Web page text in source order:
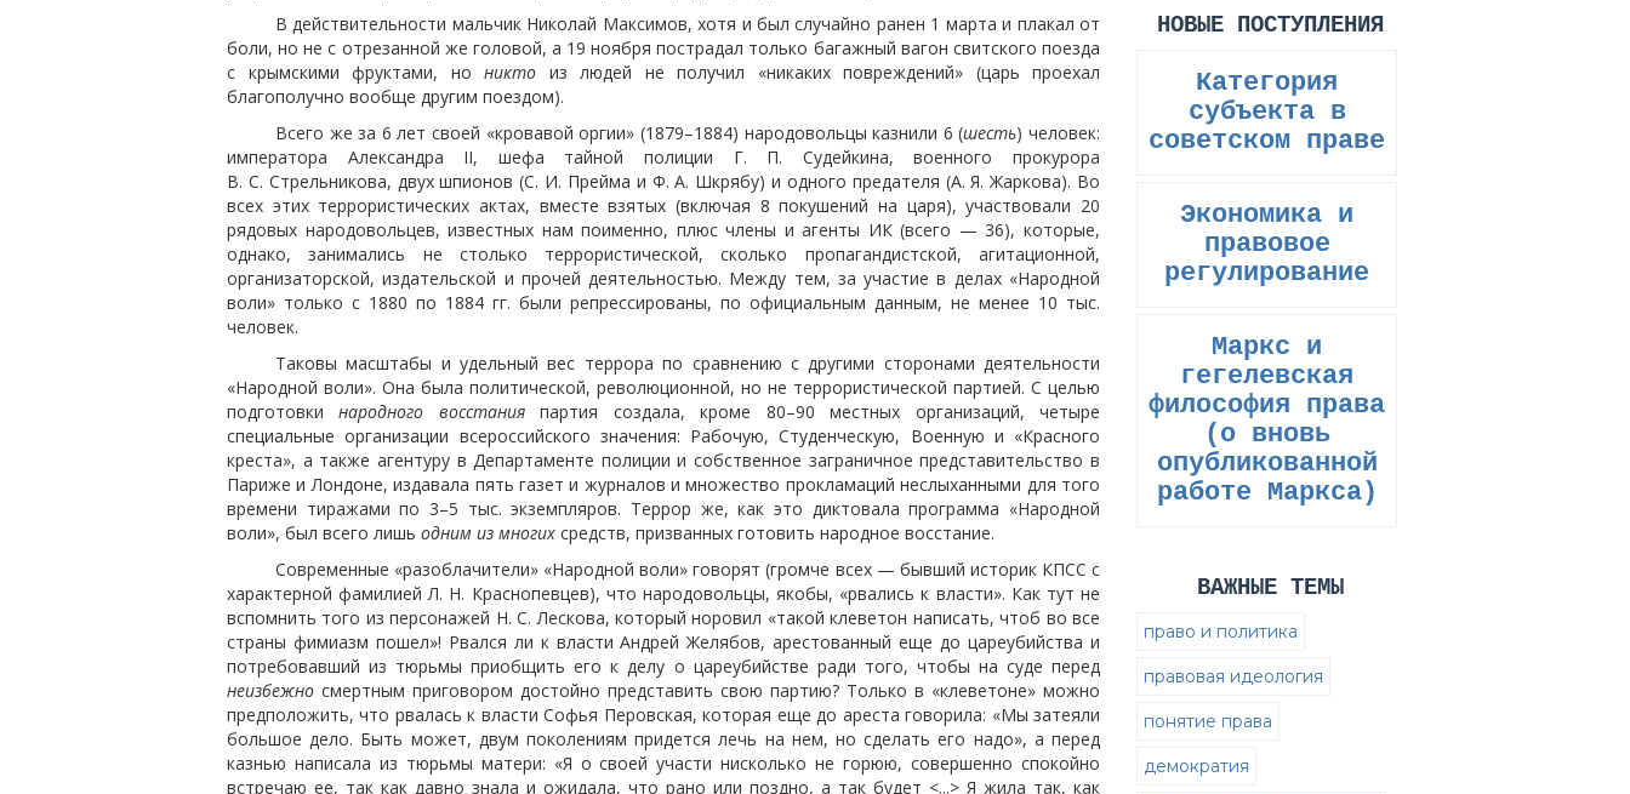
В действительности мальчик Николай Максимов, хотя и был случайно ранен 1 марта и плакал от
боли, но не с отрезанной же головой, а 19 ноября пострадал только багажный вагон свитского поезда
с крымскими фруктами, но никто из людей не получил «никаких повреждений» (царь проехал
благополучно вообще другим поездом).
Всего же за 6 лет своей «кровавой оргии» (1879–1884) народовольцы казнили 6 (шесть) человек:
императора Александра II, шефа тайной полиции Г. П. Судейкина, военного прокурора
В. С. Стрельникова, двух шпионов (С. И. Прейма и Ф. А. Шкрябу) и одного предателя (А. Я. Жаркова). Во
всех этих террористических актах, вместе взятых (включая 8 покушений на царя), участвовали 20
рядовых народовольцев, известных нам поименно, плюс члены и агенты ИК (всего — 36), которые,
однако, занимались не столько террористической, сколько пропагандистской, агитационной,
организаторской, издательской и прочей деятельностью. Между тем, за участие в делах «Народной
воли» только с 1880 по 1884 гг. были репрессированы, по официальным данным, не менее 10 тыс.
человек.
Таковы масштабы и удельный вес террора по сравнению с другими сторонами деятельности
«Народной воли». Она была политической, революционной, но не террористической партией. С целью
подготовкинародного восстанияпартия создала, кроме 80–90 местных организаций, четыре
специальные организации всероссийского значения: Рабочую, Студенческую, Военную и «Красного
креста», а также агентуру в Департаменте полиции и собственное заграничное представительство в
Париже и Лондоне, издавала пять газет и журналов и множество прокламаций неслыханными для того
времени тиражами по 3–5 тыс. экземпляров. Террор же, как это диктовала программа «Народной
воли», был всего лишь одним из многих средств, призванных готовить народное восстание.
Современные «разоблачители» «Народной воли» говорят (громче всех — бывший историк КПСС с
характерной фамилией Л. Н. Краснопевцев), что народовольцы, якобы, «рвались к власти». Как тут не
вспомнить того из персонажей Н. С. Лескова, который норовил «такой клеветон написать, чтоб во все
страны фимиазм пошел»! Рвался ли к власти Андрей Желябов, арестованный еще до цареубийства и
потребовавший из тюрьмы приобщить его к делу о цареубийстве ради того, чтобы на суде перед
неизбежно смертным приговором достойно представить свою партию? Только в «клеветоне» можно
предположить, что рвалась к власти Софья Перовская, которая еще до ареста говорила: «Мы затеяли
большое дело. Быть может, двум поколениям придется лечь на нем, но сделать его надо», а перед
казнью написала из тюрьмы матери: «Я о своей участи нисколько не горюю, совершенно спокойно
встречаю ее, так как давно знала и ожидала, что рано или поздно, а так будет <...> Я жила так, как
НОВЫЕ ПОСТУПЛЕНИЯ
Категория
субъекта в
советском праве
Экономика и
правовое
регулирование
Маркс и
гегелевская
философия права
(о вновь
опубликованной
работе Маркса)
ВАЖНЫЕ ТЕМЫ
право и политика
правовая идеология
понятие права
демократия